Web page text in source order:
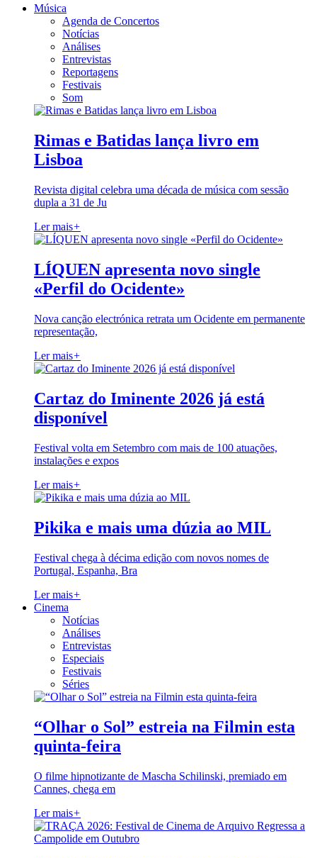
Música
Agenda de Concertos
Notícias
Análises
Entrevistas
Reportagens
Festivais
Som
Rimas e Batidas lança livro em
Lisboa
Revista digital celebra uma década de música com sessão
dupla a 31 de Ju
Ler mais+
LÍQUEN apresenta novo single
«Perfil do Ocidente»
Nova canção electrónica retrata um Ocidente em permanente
representação,
Ler mais+
Cartaz do Iminente 2026 já está
disponível
Festival volta em Setembro com mais de 100 atuações,
instalações e expos
Ler mais+
Pikika e mais uma dúzia ao MIL
Festival chega à décima edição com novos nomes de
Portugal, Espanha, Bra
Ler mais+
Cinema
Notícias
Análises
Entrevistas
Especiais
Festivais
Séries
“Olhar o Sol” estreia na Filmin esta
quinta-feira
O filme hipnotizante de Mascha Schilinski, premiado em
Cannes, chega em
Ler mais+